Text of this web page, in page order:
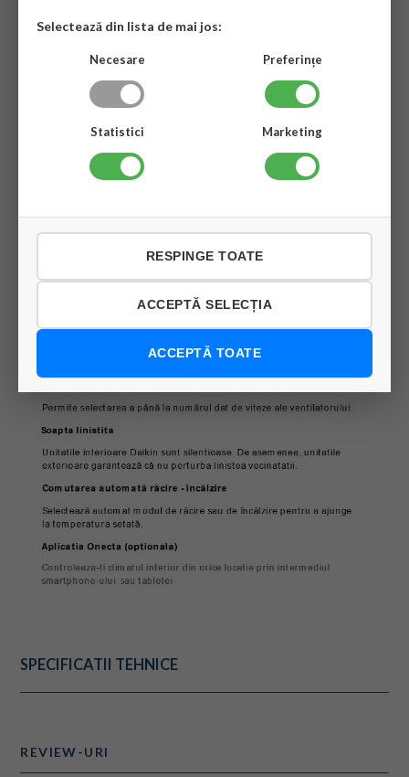
SPECIFICATII TEHNICE
REVIEW-URI
Selectează din lista de mai jos:
Necesare Preferințe
Statistici Marketing
RESPINGE TOATE
ACCEPTĂ SELECȚIA
ACCEPTĂ TOATE